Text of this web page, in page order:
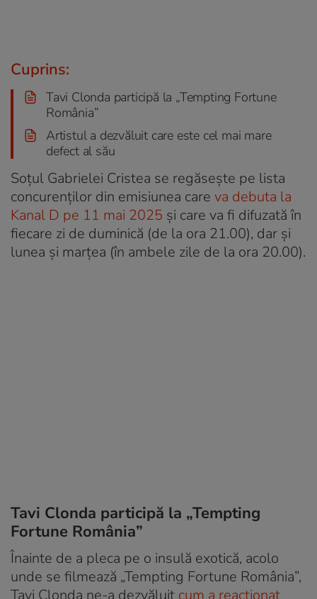
Cuprins:
Tavi Clonda participă la „Tempting Fortune
România”
Artistul a dezvăluit care este cel mai mare
defect al său
Soțul Gabrielei Cristea se regăsește pe lista
concurenților din emisiunea care va debuta la
Kanal D pe 11 mai 2025 și care va fi difuzată în
fiecare zi de duminică (de la ora 21.00), dar și
lunea și marțea (în ambele zile de la ora 20.00).
Tavi Clonda participă la „Tempting
Fortune România”
Înainte de a pleca pe o insulă exotică, acolo
unde se filmează „Tempting Fortune România”,
Tavi Clonda ne-a dezvăluit cum a reacționat